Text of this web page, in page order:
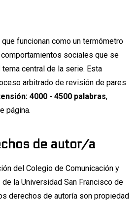
funcionan como un termómetro
sociales que se
central de la serie. Esta
arbitrado de revisión de pares
4000 - 4500 palabras,
página.
de autor/a
del Colegio de Comunicación y
la Universidad San Francisco de
derechos de autoría son propiedad